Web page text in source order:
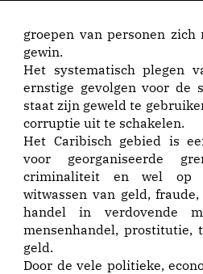
groepen van personen
gewin.
Het systematisch plegen
ernstige gevolgen voor de
staat zijn geweld te
corruptie uit te schakelen.
Het Caribisch gebied is
voor georganiseerde
criminaliteit en wel op
witwassen van geld,
handel in verdovende
mensenhandel, prostitutie,
geld.
Door de vele politieke,